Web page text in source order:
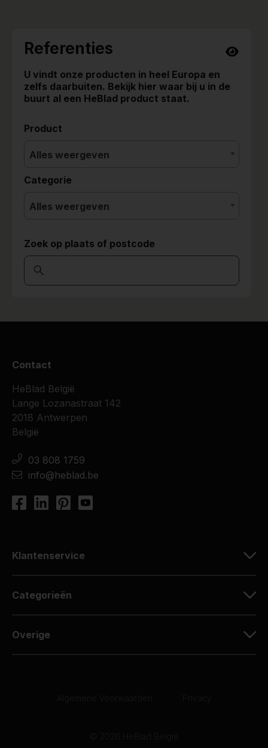
Referenties
U vindt onze producten in heel Europa en
zelfs daarbuiten. Bekijk hier waar bij u in de
buurt al een HeBlad product staat.
Product
Alles weergeven
Categorie
Alles weergeven
Zoek op plaats of postcode
Contact
HeBlad België
Lange Lozanastraat 142
2018 Antwerpen
België
03 808 1759
info@heblad.be
Klantenservice
Categorieën
Overige